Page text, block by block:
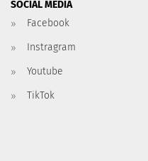
SOCIAL MEDIA
Facebook
Instragram
Youtube
TikTok